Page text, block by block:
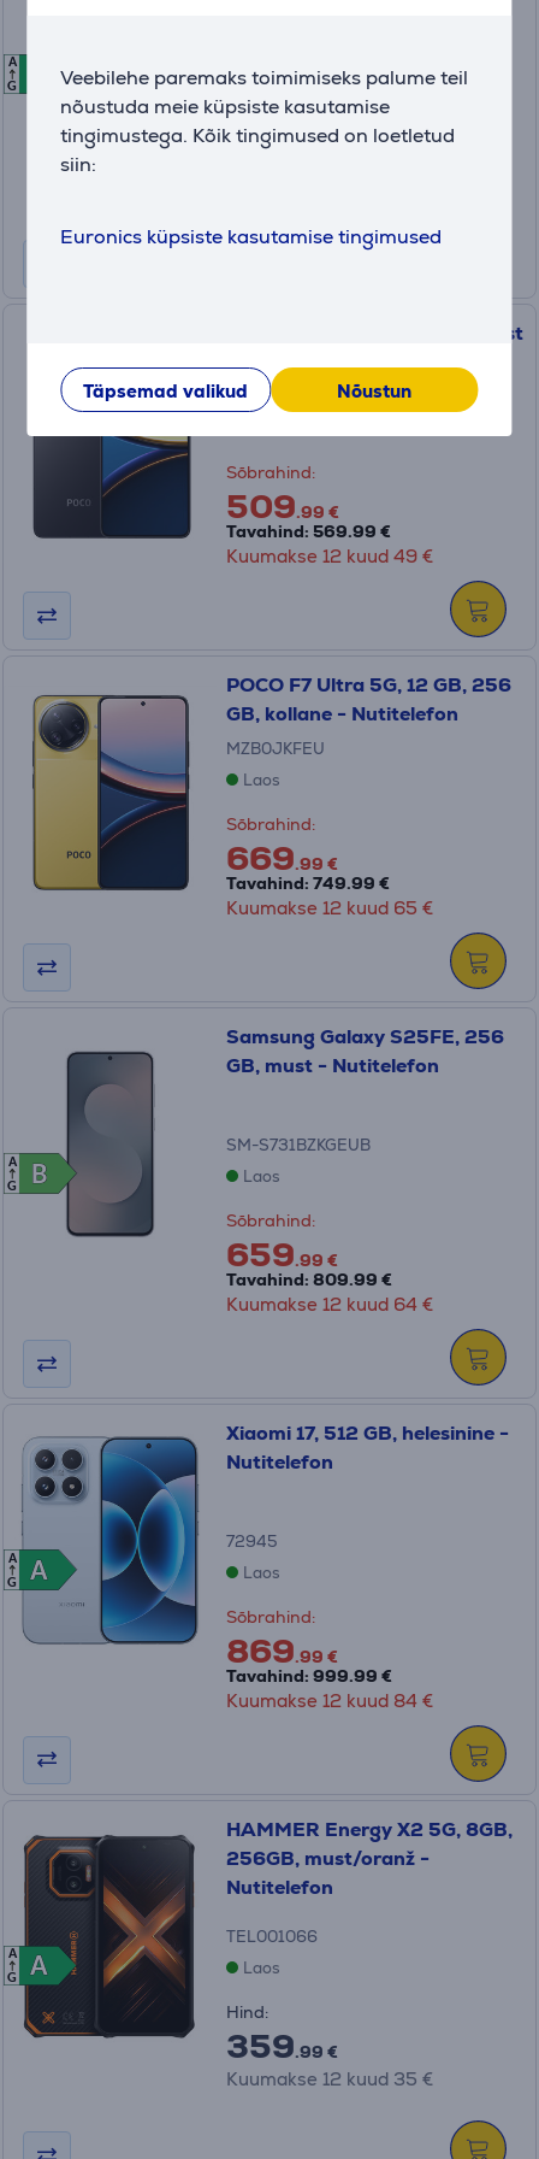
Veebilehe paremaks toimimiseks palume teil
nõustuda meie küpsiste kasutamise
tingimustega. Kõik tingimused on loetletud
siin:
Euronics küpsiste kasutamise tingimused
Täpsemad valikud Nõustun
A
G
Laos
Hind:
599
POCO F7 Pro 5G, 256 GB, must
- Nutitelefon
MZB0J9PEU
Sõbrahind:
509.99 €
Tavahind: 569.99 €
Kuumakse 12 kuud 49 €
POCO F7 Ultra 5G, 12 GB, 256
GB, kollane - Nutitelefon
MZB0JKFEU
Laos
Sõbrahind:
669.99 €
Tavahind: 749.99 €
Kuumakse 12 kuud 65 €
B
B
A
G
Samsung Galaxy S25FE, 256
GB, must - Nutitelefon
SM-S731BZKGEUB
Laos
Sõbrahind:
659.99 €
Tavahind: 809.99 €
Kuumakse 12 kuud 64 €
A
A
A
G
Xiaomi 17, 512 GB, helesinine -
Nutitelefon
72945
Laos
Sõbrahind:
869.99 €
Tavahind: 999.99 €
Kuumakse 12 kuud 84 €
A
A
A
G
HAMMER Energy X2 5G, 8GB,
256GB, must/oranž -
Nutitelefon
TEL001066
Laos
Hind:
359.99 €
Kuumakse 12 kuud 35 €